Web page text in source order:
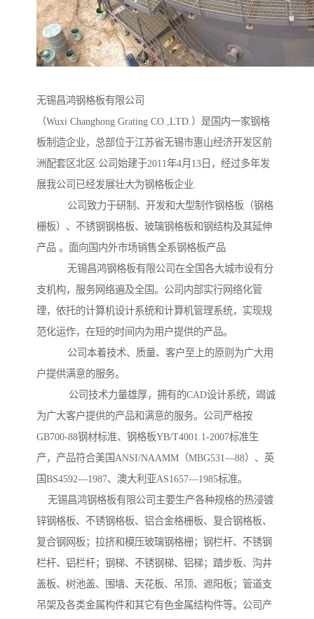
无锡昌鸿钢格板有限公司
（Wuxi Changhong Grating CO.,LTD.）是国内一家钢格
板制造企业，总部位于江苏省无锡市惠山经济开发区前
洲配套区北区.公司始建于2011年4月13日，经过多年发
展我公司已经发展壮大为钢格板企业.
公司致力于研制、开发和大型制作钢格板（钢格
栅板）、不锈钢钢格板、玻璃钢格板和钢结构及其延伸
产品 。面向国内外市场销售全系钢格板产品
无锡昌鸿钢格板有限公司在全国各大城市设有分
支机构，服务网络遍及全国。公司内部实行网络化管
理，依托的计算机设计系统和计算机管理系统，实现规
范化运作，在短的时间内为用户提供的产品。
公司本着技术、质量、客户至上的原则为广大用
户提供满意的服务。
公司技术力量雄厚，拥有的CAD设计系统，竭诚
为广大客户提供的产品和满意的服务。公司严格按
GB700-88钢材标准、钢格板YB/T4001.1-2007标准生
产，产品符合美国ANSI/NAAMM（MBG531—88）、英
国BS4592—1987、澳大利亚AS1657—1985标准。
无锡昌鸿钢格板有限公司主要生产各种规格的热浸镀
锌钢格板、不锈钢格板、铝合金格栅板、复合钢格板、
复合钢网板；拉挤和模压玻璃钢格栅；钢栏杆、不锈钢
栏杆、铝栏杆；钢梯、不锈钢梯、铝梯；踏步板、沟井
盖板、树池盖、围墙、天花板、吊顶、遮阳板；管道支
吊架及各类金属构件和其它有色金属结构件等。公司产